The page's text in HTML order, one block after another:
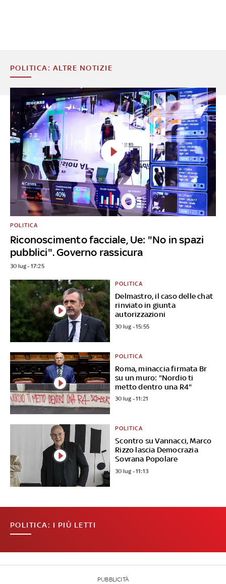
POLITICA: ALTRE NOTIZIE
Riconoscimento facciale, Ue: "No in spazi
pubblici". Governo rassicura
POLITICA
30 lug - 17:25
Delmastro, il caso delle chat
rinviato in giunta
autorizzazioni
POLITICA
30 lug - 15:55
Roma, minaccia firmata Br
su un muro: "Nordio ti
metto dentro una R4"
POLITICA
30 lug - 11:21
Scontro su Vannacci, Marco
Rizzo lascia Democrazia
Sovrana Popolare
POLITICA
30 lug - 11:13
POLITICA: I PIÙ LETTI
PUBBLICITÀ